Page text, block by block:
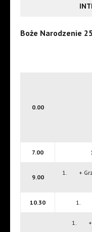
Boże Narodzenie
0.00
7.00
9.00
1. +
10.30 1. +
1. +